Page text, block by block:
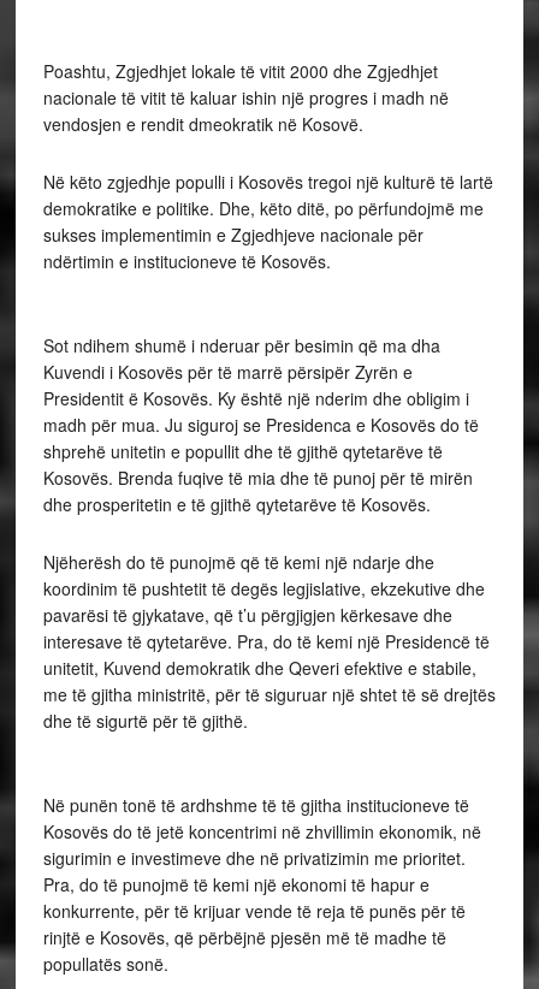
Poashtu, Zgjedhjet lokale të vitit 2000 dhe Zgjedhjet
nacionale të vitit të kaluar ishin një progres i madh në
vendosjen e rendit dmeokratik në Kosovë.
Në këto zgjedhje populli i Kosovës tregoi një kulturë të lartë
demokratike e politike. Dhe, këto ditë, po përfundojmë me
sukses implementimin e Zgjedhjeve nacionale për
ndërtimin e institucioneve të Kosovës.
Sot ndihem shumë i nderuar për besimin që ma dha
Kuvendi i Kosovës për të marrë përsipër Zyrën e
Presidentit ë Kosovës. Ky është një nderim dhe obligim i
madh për mua. Ju siguroj se Presidenca e Kosovës do të
shprehë unitetin e popullit dhe të gjithë qytetarëve të
Kosovës. Brenda fuqive të mia dhe të punoj për të mirën
dhe prosperitetin e të gjithë qytetarëve të Kosovës.
Njëherësh do të punojmë që të kemi një ndarje dhe
koordinim të pushtetit të degës legjislative, ekzekutive dhe
pavarësi të gjykatave, që t’u përgjigjen kërkesave dhe
interesave të qytetarëve. Pra, do të kemi një Presidencë të
unitetit, Kuvend demokratik dhe Qeveri efektive e stabile,
me të gjitha ministritë, për të siguruar një shtet të së drejtës
dhe të sigurtë për të gjithë.
Në punën tonë të ardhshme të të gjitha institucioneve të
Kosovës do të jetë koncentrimi në zhvillimin ekonomik, në
sigurimin e investimeve dhe në privatizimin me prioritet.
Pra, do të punojmë të kemi një ekonomi të hapur e
konkurrente, për të krijuar vende të reja të punës për të
rinjtë e Kosovës, që përbëjnë pjesën më të madhe të
popullatës sonë.